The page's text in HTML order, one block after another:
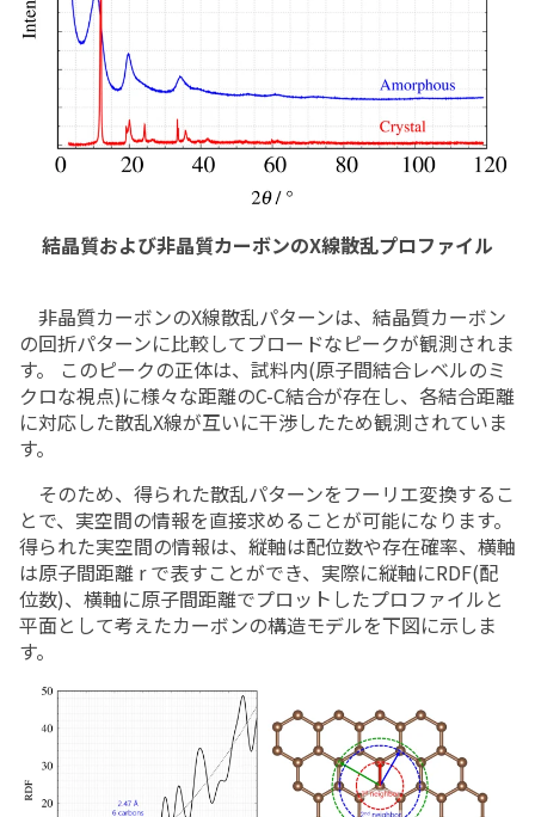
結晶質および非晶質カーボンのX線散乱プロファイル
非晶質カーボンのX線散乱パターンは、結晶質カーボン
の回折パターンに比較してブロードなピークが観測されま
す。 このピークの正体は、試料内(原子間結合レベルのミ
クロな視点)に様々な距離のC-C結合が存在し、各結合距離
に対応した散乱X線が互いに干渉したため観測されていま
す。
そのため、得られた散乱パターンをフーリエ変換するこ
とで、実空間の情報を直接求めることが可能になります。
得られた実空間の情報は、縦軸は配位数や存在確率、横軸
は原子間距離 r で表すことができ、実際に縦軸にRDF(配
位数)、横軸に原子間距離でプロットしたプロファイルと
平面として考えたカーボンの構造モデルを下図に示しま
す。